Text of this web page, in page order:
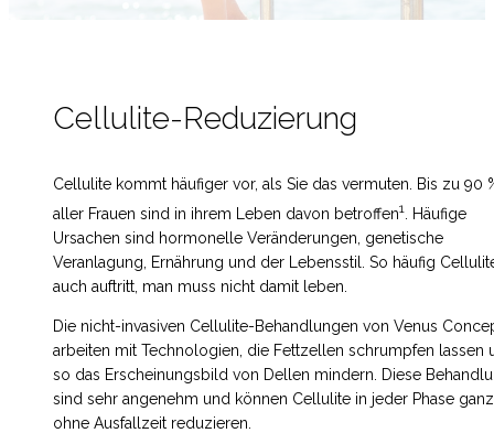
Cellulite-Reduzierung
Cellulite kommt häufiger vor, als Sie das vermuten. Bis zu 90
aller Frauen sind in ihrem Leben davon betroffen1 . Häufige
Ursachen sind hormonelle Veränderungen, genetische
Veranlagung, Ernährung und der Lebensstil. So häufig
auch auftritt, man muss nicht damit leben.
Die nicht-invasiven Cellulite-Behandlungen von Venus
arbeiten mit Technologien, die Fettzellen schrumpfen lassen
so das Erscheinungsbild von Dellen mindern. Diese
sind sehr angenehm und können Cellulite in jeder Phase ganz
ohne Ausfallzeit reduzieren.